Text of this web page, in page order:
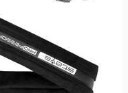
کتاب، لوازم
شاخه‌ی جدید
دوربین
لوازم
موبایل